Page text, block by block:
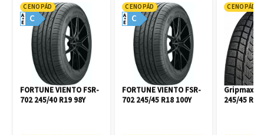
CENOPÁD
C
A
E
FORTUNE VIENTO FSR-
702 245/40 R19 98Y
CENOPÁD
C
A
E
FORTUNE VIENTO FSR-
702 245/45 R18 100Y
CENOPÁD
Gripmax
245/45 R18